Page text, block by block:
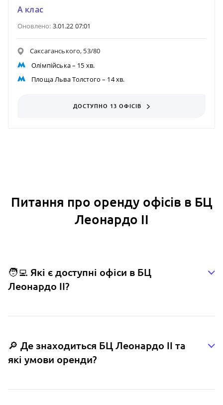
A клас
Оновлено: 3.01.22 07:01
Саксаганського, 53/80
Олімпійська– 15 хв.
Площа Льва Толстого – 14 хв.
ДОСТУПНО 13 ОФІСІВ
Питання про оренду офісів в БЦ
Леонардо ІІ
🧑‍💻 Які є доступні офіси в БЦ
Леонардо ІІ?
🔎 Де знаходиться БЦ Леонардо ІІ та
які умови оренди?